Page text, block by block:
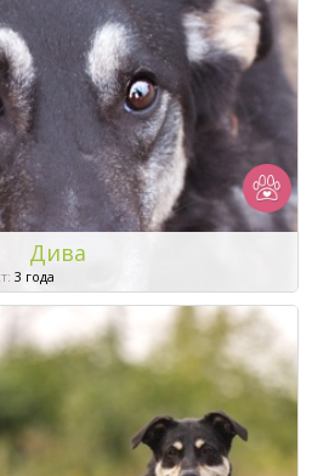
Дива
3 года